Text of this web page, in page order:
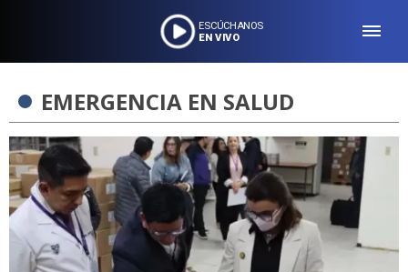
ESCÚCHANOS
EN VIVO
EMERGENCIA EN SALUD